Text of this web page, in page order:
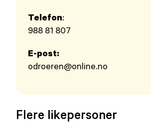
Telefon:
988 81 807
E-post:
odroeren@online.no
Flere likepersoner